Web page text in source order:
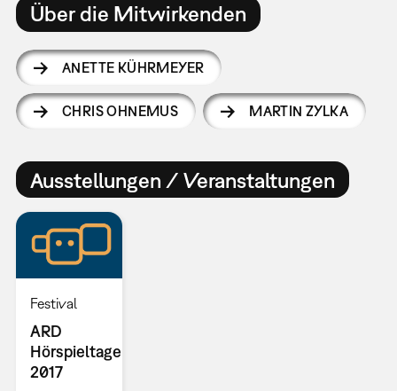
Über die Mitwirkenden
ANETTE KÜHRMEYER
CHRIS OHNEMUS MARTIN ZYLKA
Ausstellungen / Veranstaltungen
Festival
ARD
Hörspieltage
2017